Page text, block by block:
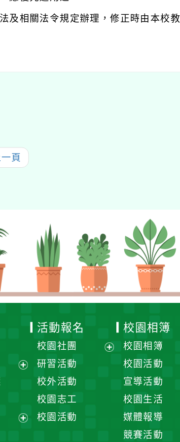
及相關法令規定辦理，修正時由本校
頁
單
活動報名
校園社團
研習活動
校外活動
校園志工
校園活動
校園相簿
校園相簿
校園活動
宣導活動
校園生活
媒體報導
競賽活動